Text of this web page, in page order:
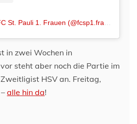
A post shared by FC St. Pauli 1. Frauen (@fcsp1.frauen)
in zwei Wochen in
steht aber noch die Partie im
HSV an. Freitag,
alle hin da!